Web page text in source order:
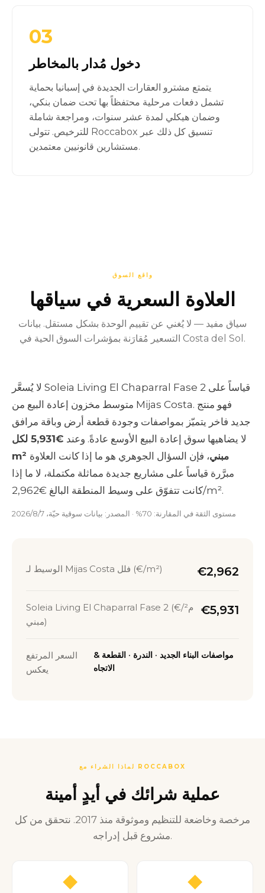
03
دخول مُدار بالمخاطر
يتمتع مشترو العقارات الجديدة في إسبانيا بحماية
تشمل دفعات مرحلية محتفظاً بها تحت ضمان بنكي،
وضمان هيكلي لمدة عشر سنوات، ومراجعة شاملة
للترخيص. تتولى Roccabox تنسيق كل ذلك عبر
مستشارين قانونيين معتمدين.
واقع السوق
العلاوة السعرية في سياقها
سياق مفيد — لا يُغني عن تقييم الوحدة بشكل مستقل. بيانات
التسعير مُقارَنة بمؤشرات السوق الحية في Costa del Sol.
لا يُسعَّر Soleia Living El Chaparral Fase 2 قياساً على
متوسط مخزون إعادة البيع من Mijas Costa. فهو منتج
جديد فاخر يتميّز بمواصفات وجودة قطعة أرض وباقة مرافق
لا يضاهيها سوق إعادة البيع الأوسع عادةً. وعند
€5,931 لكل
m² مبني، فإن السؤال الجوهري هو ما إذا كانت العلاوة
مبرَّرة قياساً على مشاريع جديدة مماثلة مكتملة، لا ما إذا
كانت تتفوّق على وسيط المنطقة البالغ €2,962/m².
مستوى الثقة في المقارنة: 70% · المصدر: بيانات سوقية حيّة، 7‏/8‏/2026
الوسيط لـ Mijas Costa فلل (€/m²) €2,962
Soleia Living El Chaparral Fase 2 (€/م²
مبني)
€5,931
السعر المرتفع
يعكس
مواصفات البناء الجديد · الندرة · القطعة &
الاتجاه
لماذا الشراء مع ROCCABOX
عملية شرائك في أيدٍ أمينة
مرخصة وخاضعة للتنظيم وموثوقة منذ 2017. نتحقق من كل
مشروع قبل إدراجه.
◆ ◆